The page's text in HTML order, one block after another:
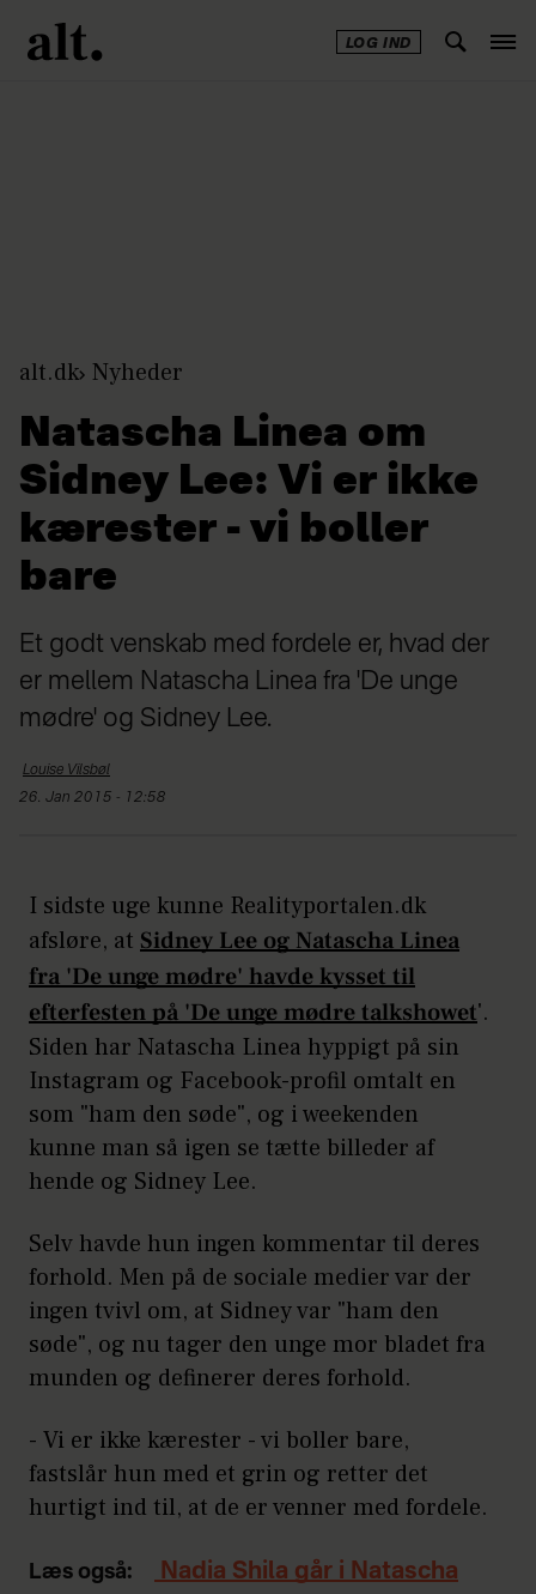
LOG IND
alt.dk Nyheder
Natascha Linea om
Sidney Lee: Vi er ikke
kærester - vi boller
bare
Et godt venskab med fordele er, hvad der
er mellem Natascha Linea fra 'De unge
mødre' og Sidney Lee.
Louise Vilsbøl
26. Jan 2015 - 12:58
I sidste uge kunne Realityportalen.dk
afsløre, at Sidney Lee og Natascha Linea
fra 'De unge mødre' havde kysset til
efterfesten på 'De unge mødre talkshowet'.
Siden har Natascha Linea hyppigt på sin
Instagram og Facebook-profil omtalt en
som "ham den søde", og i weekenden
kunne man så igen se tætte billeder af
hende og Sidney Lee.
Selv havde hun ingen kommentar til deres
forhold. Men på de sociale medier var der
ingen tvivl om, at Sidney var "ham den
søde", og nu tager den unge mor bladet fra
munden og definerer deres forhold.
- Vi er ikke kærester - vi boller bare,
fastslår hun med et grin og retter det
hurtigt ind til, at de er venner med fordele.
Læs også:
Nadia Shila går i Natascha